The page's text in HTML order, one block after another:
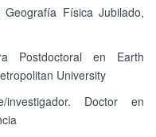
Física Jubilado,
Postdoctoral en Earth
University
Doctor en